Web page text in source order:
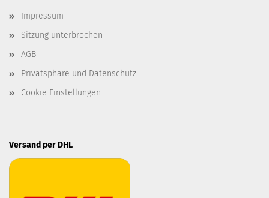
Impressum
Sitzung unterbrochen
AGB
Privatsphäre und Datenschutz
Cookie Einstellungen
Versand per DHL